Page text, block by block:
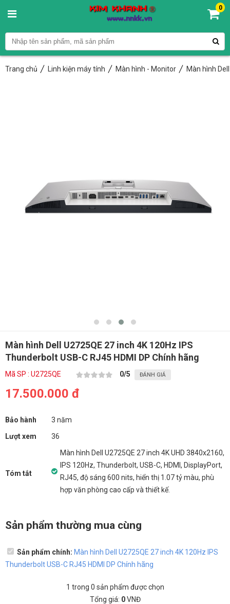
0
Trang chủ Linh kiện máy tính Màn hình - Monitor Màn hình Dell
Màn hình Dell U2725QE 27 inch 4K 120Hz IPS
Thunderbolt USB-C RJ45 HDMI DP Chính hãng
Mã SP : U2725QE 0/5 ĐÁNH GIÁ
17.500.000 đ
Bảo hành
3 năm
Lượt xem
36
Tóm tắt
Màn hình Dell U2725QE 27 inch 4K UHD 3840x2160,
IPS 120Hz, Thunderbolt, USB-C, HDMI, DisplayPort,
RJ45, độ sáng 600 nits, hiển thị 1.07 tỷ màu, phù
hợp văn phòng cao cấp và thiết kế.
Sản phẩm thường mua cùng
Sản phẩm chính: Màn hình Dell U2725QE 27 inch 4K 120Hz IPS
Thunderbolt USB-C RJ45 HDMI DP Chính hãng
1 trong 0 sản phẩm được chọn
Tổng giá: 0VNĐ